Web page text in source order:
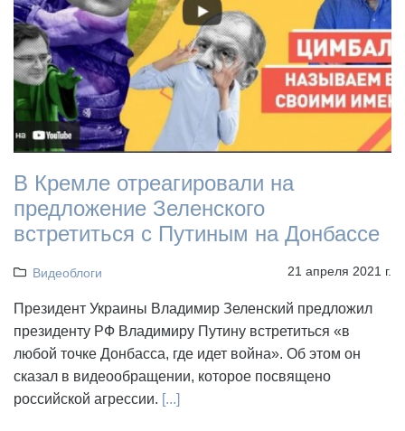
В Кремле отреагировали на
предложение Зеленского
встретиться с Путиным на Донбассе
Видеоблоги 21 апреля 2021 г.
Президент Украины Владимир Зеленский предложил
президенту РФ Владимиру Путину встретиться «в
любой точке Донбасса, где идет война». Об этом он
сказал в видеообращении, которое посвящено
российской агрессии. [...]